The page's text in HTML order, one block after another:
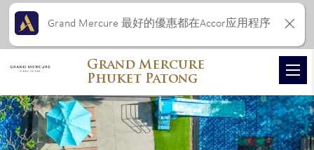
Grand Mercure
Phuket Patong
Grand Mercure 最好的優惠都在Accor应用程序